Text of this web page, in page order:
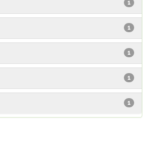
1
1
1
1
1